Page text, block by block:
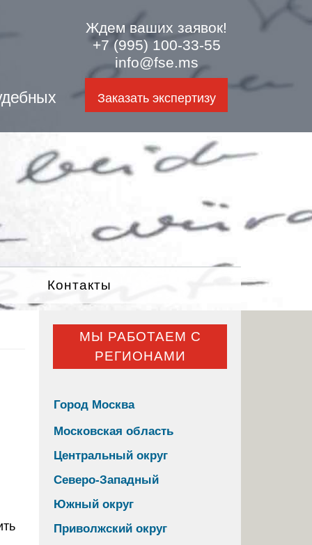
Ждем ваших заявок!
+7 (995) 100-33-55
info@fse.ms
Заказать экспертизу
Контакты
МЫ РАБОТАЕМ С
РЕГИОНАМИ
Город Москва
Московская область
Центральный округ
Северо-Западный
Южный округ
Приволжский округ